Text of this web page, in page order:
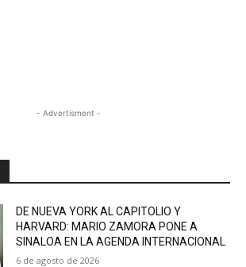
- Advertisment -
DE NUEVA YORK AL CAPITOLIO Y
HARVARD: MARIO ZAMORA PONE A
SINALOA EN LA AGENDA INTERNACIONAL
6 de agosto de 2026